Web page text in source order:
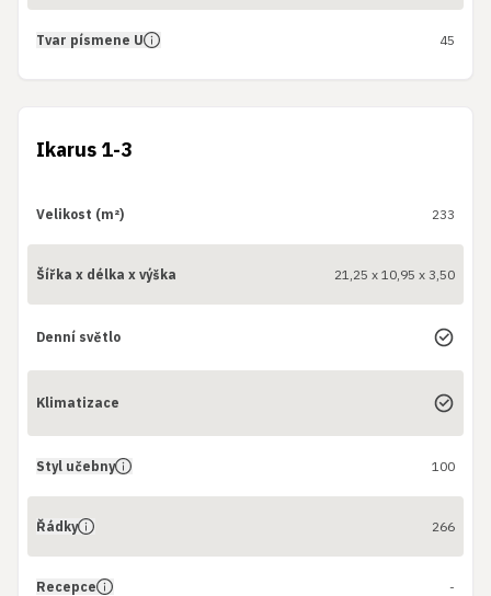
Tvar písmene U 45
Ikarus 1-3
Velikost (m²) 233
Šířka x délka x výška 21,25 x 10,95 x 3,50
Denní světlo
Klimatizace
Styl učebny 100
Řádky 266
Recepce -